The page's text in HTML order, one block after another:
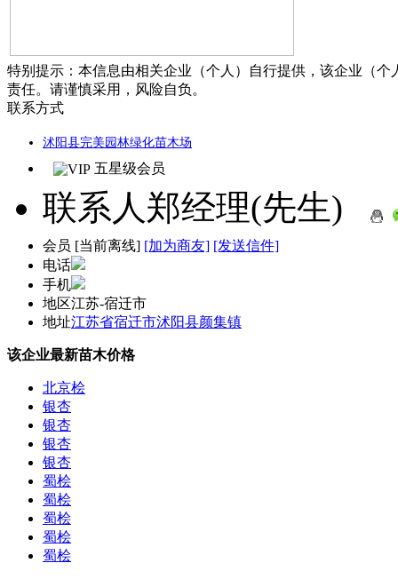
特别提示： 本信息由相关企业（个人）自行提供，该企业（
责任。请谨慎采用，风险自负。
联系方式
沭阳县完美园林绿化苗木场
五星级会员
联系人郑经理(先生)
会员 [当前离线] [加为商友] [发送信件]
电话
手机
地区江苏-宿迁市
地址江苏省宿迁市沭阳县颜集镇
该企业最新苗木价格
北京桧
银杏
银杏
银杏
银杏
蜀桧
蜀桧
蜀桧
蜀桧
蜀桧